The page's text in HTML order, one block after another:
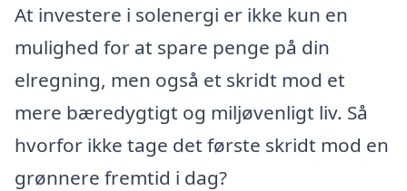
At investere i solenergi er ikke kun en
mulighed for at spare penge på din
elregning, men også et skridt mod et
mere bæredygtigt og miljøvenligt liv. Så
hvorfor ikke tage det første skridt mod en
grønnere fremtid i dag?